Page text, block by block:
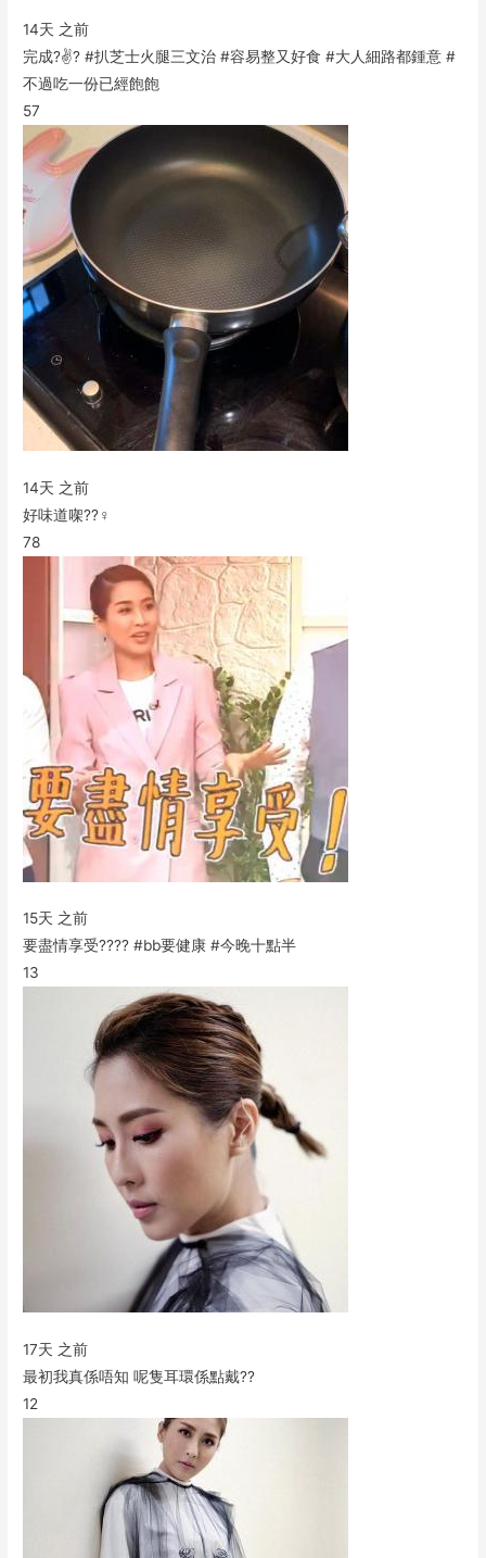
14天 之前
完成?✌️? #扒芝士火腿三文治 #容易整又好食 #大人細路都鍾意 #
不過吃一份已經飽飽
57
14天 之前
好味道㗎??‍♀️
78
15天 之前
要盡情享受???? #bb要健康 #今晚十點半
13
17天 之前
最初我真係唔知 呢隻耳環係點戴??
12